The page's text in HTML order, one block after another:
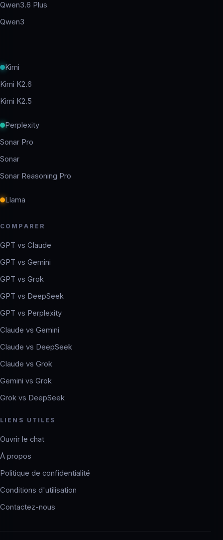
Qwen3.6 Plus
Qwen3
Kimi
Kimi K2.6
Kimi K2.5
Perplexity
Sonar Pro
Sonar
Sonar Reasoning Pro
Llama
COMPARER
GPT vs Claude
GPT vs Gemini
GPT vs Grok
GPT vs DeepSeek
GPT vs Perplexity
Claude vs Gemini
Claude vs DeepSeek
Claude vs Grok
Gemini vs Grok
Grok vs DeepSeek
LIENS UTILES
Ouvrir le chat
À propos
Politique de confidentialité
Conditions d'utilisation
Contactez-nous